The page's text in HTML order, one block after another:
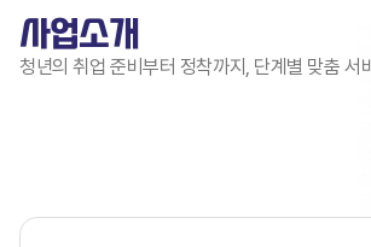
사업소개
청년의 취업 준비부터 정착까지, 단계별 맞춤 서